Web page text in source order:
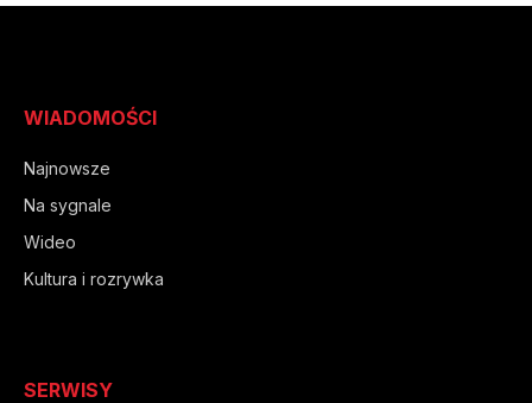
WIADOMOŚCI
Najnowsze
Na sygnale
Wideo
Kultura i rozrywka
SERWISY